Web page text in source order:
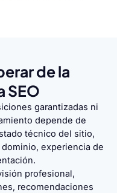
de la
SEO
garantizadas ni
depende de
técnico del sitio,
experiencia de
profesional,
recomendaciones